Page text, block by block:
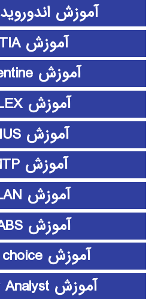
آموزش اندوروید android
آموزش CATIA
آموزش clementine
آموزش CPLEX
آموزش EDIUS
آموزش EMTP
آموزش ePLAN
آموزش ETABS
آموزش expert choice
آموزش Frontier Analyst